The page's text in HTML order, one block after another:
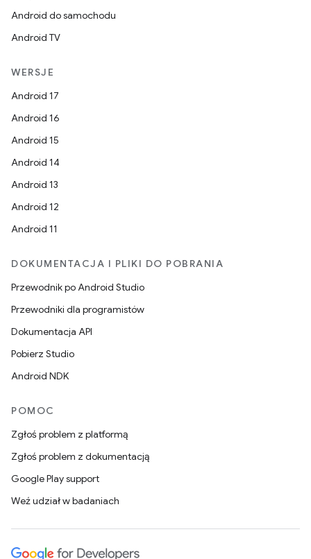
Android do samochodu
Android TV
WERSJE
Android 17
Android 16
Android 15
Android 14
Android 13
Android 12
Android 11
DOKUMENTACJA I PLIKI DO POBRANIA
Przewodnik po Android Studio
Przewodniki dla programistów
Dokumentacja API
Pobierz Studio
Android NDK
POMOC
Zgłoś problem z platformą
Zgłoś problem z dokumentacją
Google Play support
Weź udział w badaniach